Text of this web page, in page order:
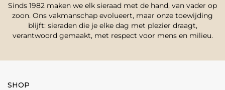
Sinds 1982 maken we elk sieraad met de hand, van vader op
zoon. Ons vakmanschap evolueert, maar onze toewijding
blijft: sieraden die je elke dag met plezier draagt,
verantwoord gemaakt, met respect voor mens en milieu.
SHOP